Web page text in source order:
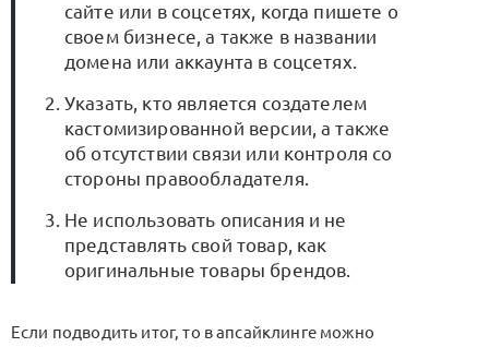
сайте или в соцсетях, когда пишете о
своем бизнесе, а также в названии
домена или аккаунта в соцсетях.
Указать, кто является создателем
кастомизированной версии, а также
об отсутствии связи или контроля со
стороны правообладателя.
Не использовать описания и не
представлять свой товар, как
оригинальные товары брендов.
Если подводить итог, то в апсайклинге можно